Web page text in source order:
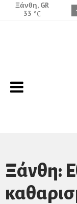
Ξάνθη, GR
33 °C
Ξάνθη: